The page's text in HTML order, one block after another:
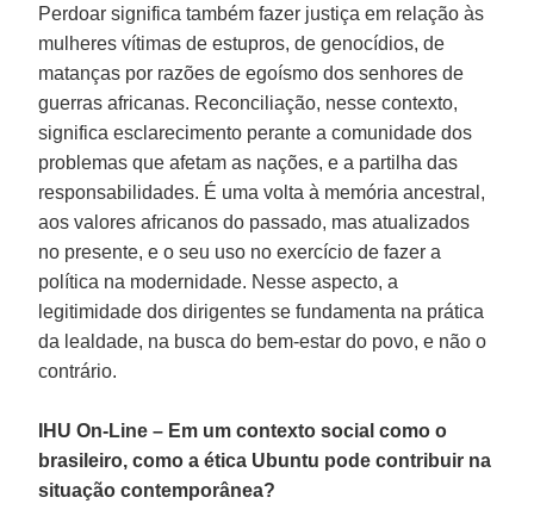
Perdoar significa também fazer justiça em relação às
mulheres vítimas de estupros, de genocídios, de
matanças por razões de egoísmo dos senhores de
guerras africanas. Reconciliação, nesse contexto,
significa esclarecimento perante a comunidade dos
problemas que afetam as nações, e a partilha das
responsabilidades. É uma volta à memória ancestral,
aos valores africanos do passado, mas atualizados
no presente, e o seu uso no exercício de fazer a
política na modernidade. Nesse aspecto, a
legitimidade dos dirigentes se fundamenta na prática
da lealdade, na busca do bem-estar do povo, e não o
contrário.
IHU On-Line – Em um contexto social como o
brasileiro, como a ética Ubuntu pode contribuir na
situação contemporânea?